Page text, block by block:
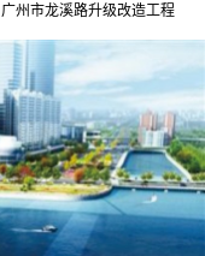
广州市龙溪路升级改造工程